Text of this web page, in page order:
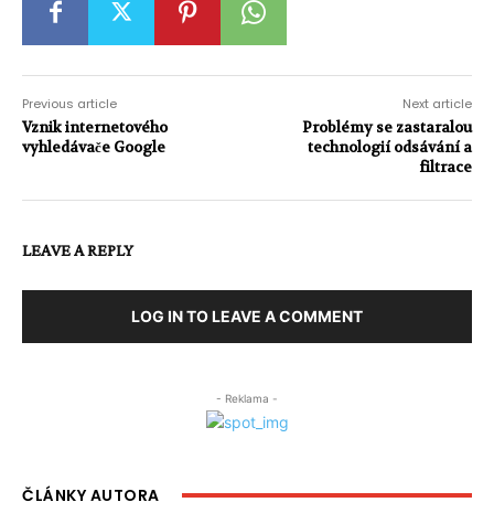
Previous article
Vznik internetového
vyhledávače Google
Next article
Problémy se zastaralou
technologií odsávání a
filtrace
LEAVE A REPLY
LOG IN TO LEAVE A COMMENT
- Reklama -
ČLÁNKY AUTORA